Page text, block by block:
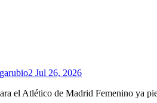
Jul 26, 2026
el Atlético de Madrid Femenino ya